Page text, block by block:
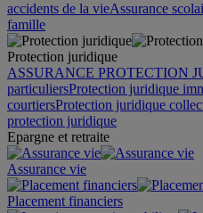
accidents de la vieAssurance
famille
Protection juridique
ASSURANCE PROTECTION
particuliersProtection juridique
courtiersProtection juridique
protection juridique
Epargne et retraite
Assurance vie
Placement financiers